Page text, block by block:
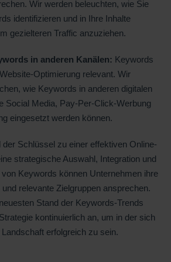
Wir werden beleuchten, wie Sie
identifizieren und in Ihre Inhalte
gezielteren Traffic anzuziehen.
in anderen Kanälen: Keywords
Optimierung relevant. Wir
wie Keywords in anderen digitalen
Social Media, Pay-Per-Click-Werbung
eingesetzt werden können.
Schlüssel zu einer effektiven Online-
strategische Auswahl, Integration und
Keywords können Unternehmen ihre
relevante Zielgruppen ansprechen.
Stand der Keywords-Trends
kontinuierlich an, um in der sich
erfolgreich zu sein.